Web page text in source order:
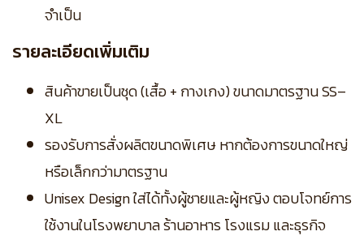
จำเป็น
รายละเอียดเพิ่มเติม
สินค้าขายเป็นชุด (เสื้อ + กางเกง) ขนาดมาตรฐาน SS–
XL
รองรับการสั่งผลิตขนาดพิเศษ หากต้องการขนาดใหญ่
หรือเล็กกว่ามาตรฐาน
Unisex Design ใส่ได้ทั้งผู้ชายและผู้หญิง ตอบโจทย์การ
ใช้งานในโรงพยาบาล ร้านอาหาร โรงแรม และธุรกิจ